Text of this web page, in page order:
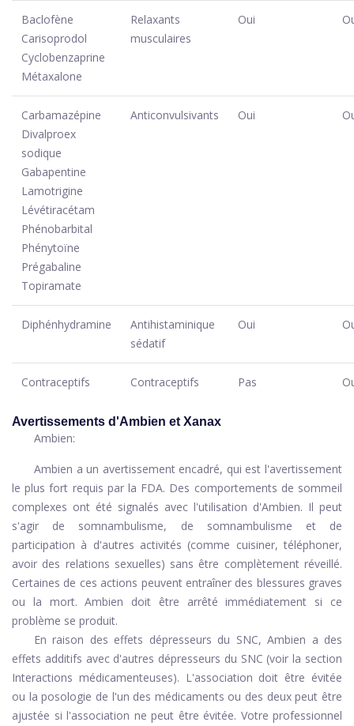
Baclofène
Carisoprodol
Cyclobenzaprine
Métaxalone
Relaxants
musculaires
Oui
Carbamazépine
Divalproex
sodique
Gabapentine
Lamotrigine
Lévétiracétam
Phénobarbital
Phénytoïne
Prégabaline
Topiramate
Anticonvulsivants Oui
Diphénhydramine
Antihistaminique
sédatif
Oui
Contraceptifs Contraceptifs Pas
Avertissements d'Ambien et Xanax
Ambien:
Ambien a un avertissement encadré, qui est l'avertissement
le plus fort requis par la FDA. Des comportements de sommeil
complexes ont été signalés avec l'utilisation d'Ambien. Il peut
s'agir de somnambulisme, de somnambulisme et de
participation à d'autres activités (comme cuisiner, téléphoner,
avoir des relations sexuelles) sans être complètement réveillé.
Certaines de ces actions peuvent entraîner des blessures graves
ou la mort. Ambien doit être arrêté immédiatement si ce
problème se produit.
En raison des effets dépresseurs du SNC, Ambien a des
effets additifs avec d'autres dépresseurs du SNC (voir la section
Interactions médicamenteuses). L'association doit être évitée
ou la posologie de l'un des médicaments ou des deux peut être
ajustée si l'association ne peut être évitée. Votre professionnel